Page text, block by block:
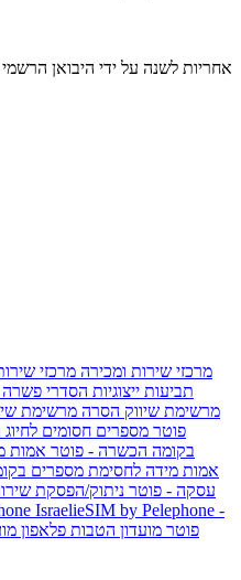
​אחריות לשנה על ידי היבואן
מרכזי שירות ומכירה מרכזי
תביעות ייצוגיות הסדרי פשרה
מרשימת שיווק הסרה מרשימת
פוטר מספרים חסומים
בקומה הכשרה - פוטר אמות
אמות מידה לחסימת מספרים
עסקה - פוטר ניתוק/הפסקת
IsraelieSIM by Pelephone -
פוטר מועדון הטבות פלאפון